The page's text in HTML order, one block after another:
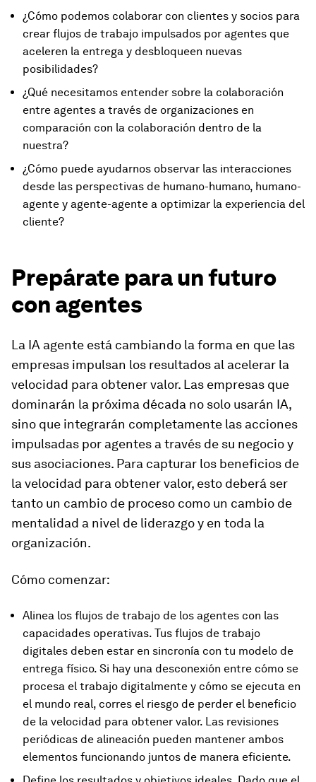
¿Cómo podemos colaborar con clientes y socios para
crear flujos de trabajo impulsados por agentes que
aceleren la entrega y desbloqueen nuevas
posibilidades?
¿Qué necesitamos entender sobre la colaboración
entre agentes a través de organizaciones en
comparación con la colaboración dentro de la
nuestra?
¿Cómo puede ayudarnos observar las interacciones
desde las perspectivas de humano-humano, humano-
agente y agente-agente a optimizar la experiencia del
cliente?
Prepárate para un futuro
con agentes
La IA agente está cambiando la forma en que las
empresas impulsan los resultados al acelerar la
velocidad para obtener valor. Las empresas que
dominarán la próxima década no solo usarán IA,
sino que integrarán completamente las acciones
impulsadas por agentes a través de su negocio y
sus asociaciones. Para capturar los beneficios de
la velocidad para obtener valor, esto deberá ser
tanto un cambio de proceso como un cambio de
mentalidad a nivel de liderazgo y en toda la
organización.
Cómo comenzar:
Alinea los flujos de trabajo de los agentes con las
capacidades operativas. Tus flujos de trabajo
digitales deben estar en sincronía con tu modelo de
entrega físico. Si hay una desconexión entre cómo se
procesa el trabajo digitalmente y cómo se ejecuta en
el mundo real, corres el riesgo de perder el beneficio
de la velocidad para obtener valor. Las revisiones
periódicas de alineación pueden mantener ambos
elementos funcionando juntos de manera eficiente.